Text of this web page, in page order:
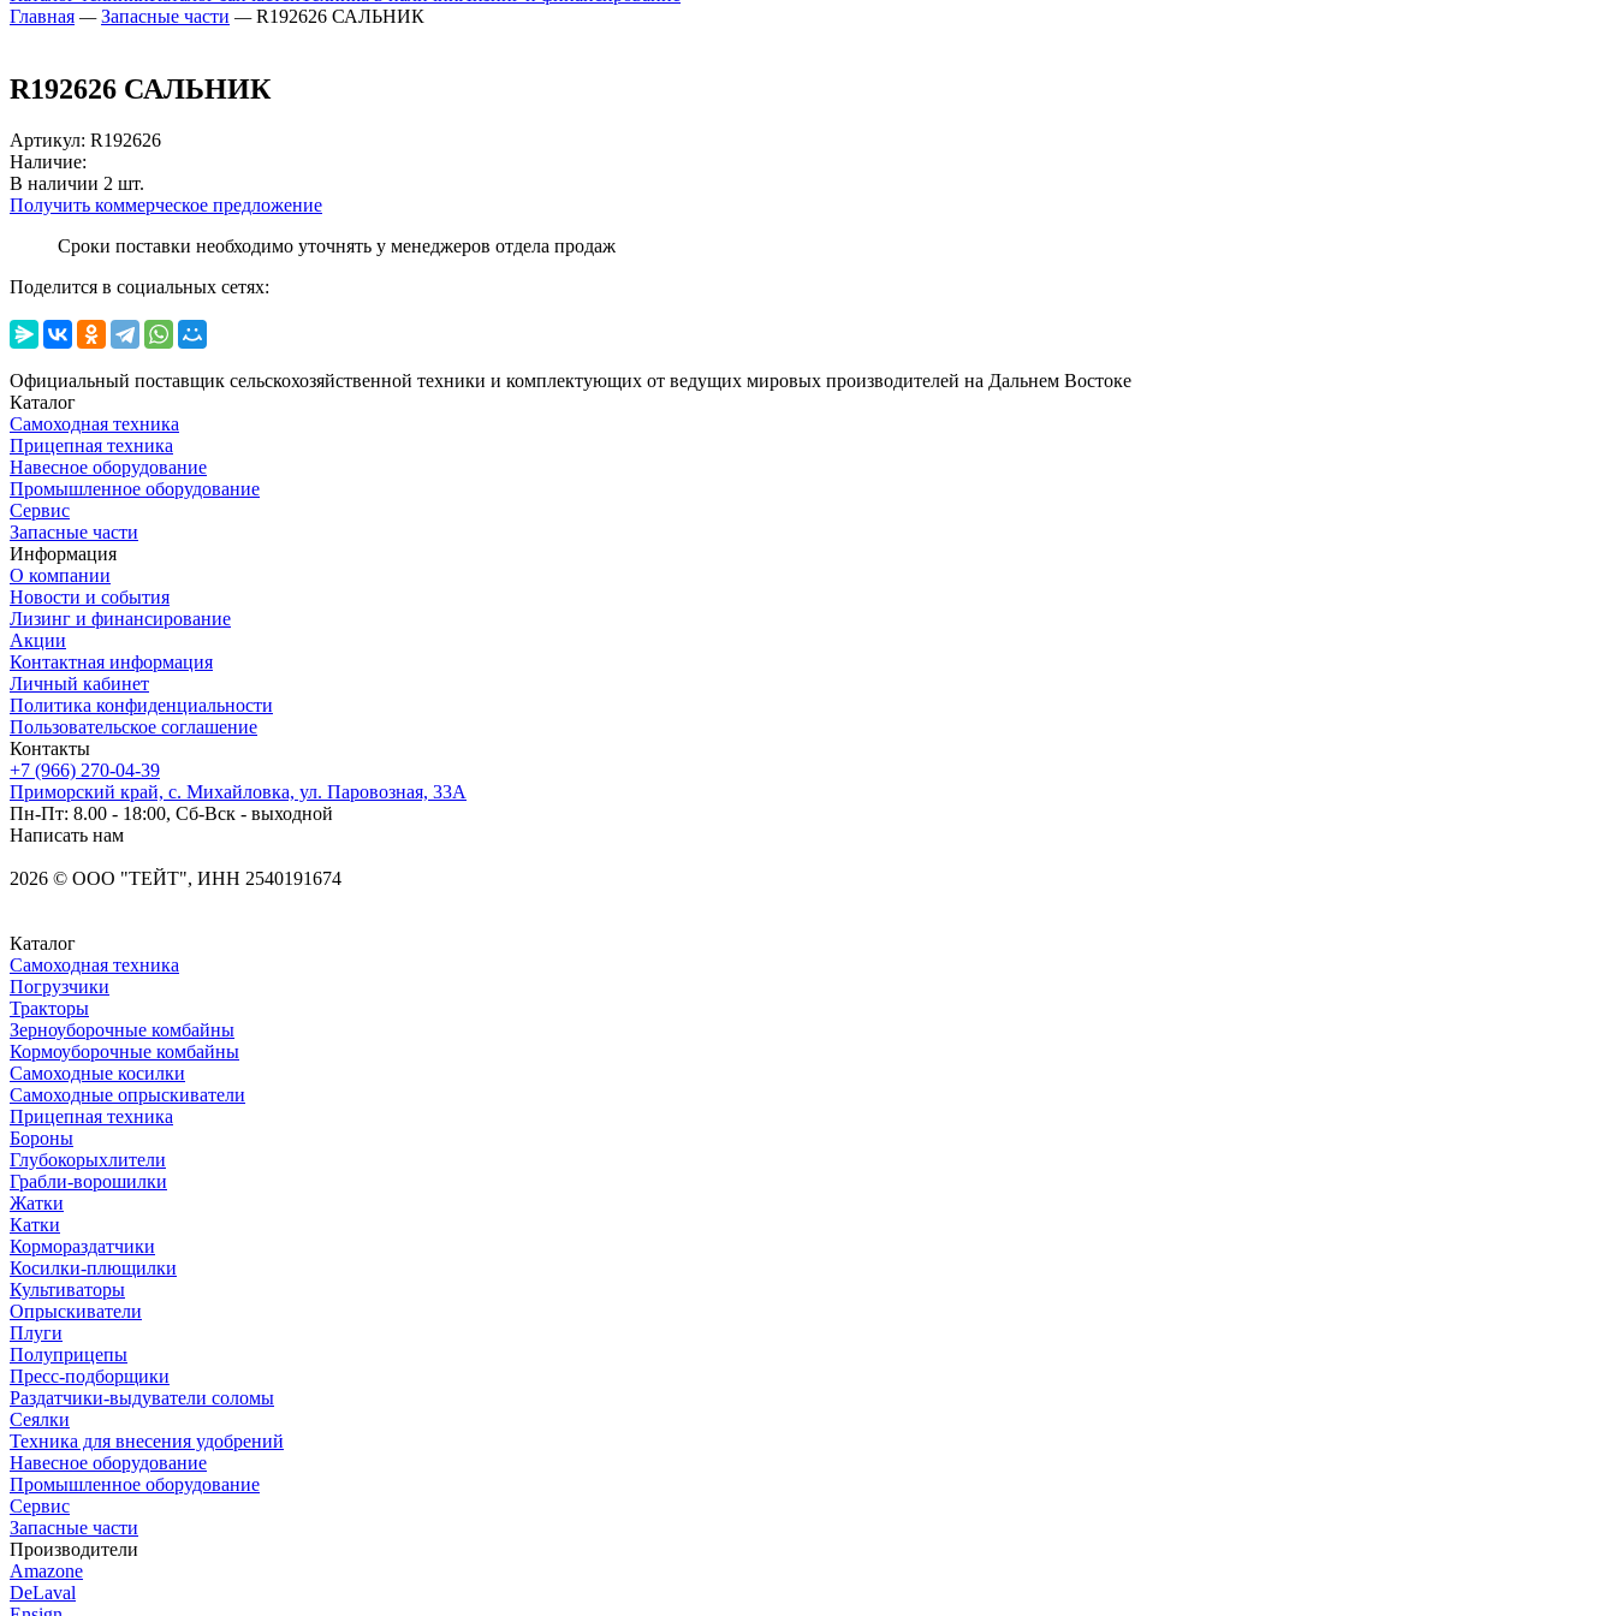
Главная — Запасные части — R192626 САЛЬНИК
R192626 САЛЬНИК
Артикул: R192626
Наличие:
В наличии 2 шт.
Получить коммерческое предложение
Сроки поставки необходимо уточнять у менеджеров отдела продаж
Поделится в социальных сетях:
Официальный поставщик сельскохозяйственной техники и комплектующих от ведущих мировых производителей на Дальнем Востоке
Каталог
Самоходная техника
Прицепная техника
Навесное оборудование
Промышленное оборудование
Сервис
Запасные части
Информация
О компании
Новости и события
Лизинг и финансирование
Акции
Контактная информация
Личный кабинет
Политика конфиденциальности
Пользовательское соглашение
Контакты
+7 (966) 270-04-39
Приморский край, с. Михайловка, ул. Паровозная, 33А
Пн-Пт: 8.00 - 18:00, Сб-Вск - выходной
Написать нам
2026 © OOO "ТЕЙТ", ИНН 2540191674
Каталог
Самоходная техника
Погрузчики
Тракторы
Зерноуборочные комбайны
Кормоуборочные комбайны
Самоходные косилки
Самоходные опрыскиватели
Прицепная техника
Бороны
Глубокорыхлители
Грабли-ворошилки
Жатки
Катки
Кормораздатчики
Косилки-плющилки
Культиваторы
Опрыскиватели
Плуги
Полуприцепы
Пресс-подборщики
Раздатчики-выдуватели соломы
Сеялки
Техника для внесения удобрений
Навесное оборудование
Промышленное оборудование
Сервис
Запасные части
Производители
Amazone
DeLaval